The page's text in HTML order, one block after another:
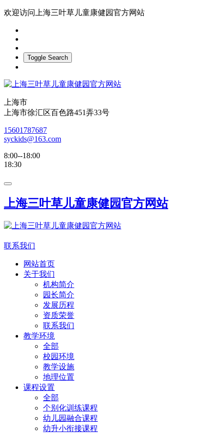
欢迎访问上海三叶草儿童康健园官方网站
Toggle Search
上海市
上海市徐汇区百色路451弄33号
15601787687
syckids@163.com
8:00--18:00
18:30
上海三叶草儿童康健园官方网站
联系我们
网站首页
关于我们
机构简介
园长简介
发展历程
资质荣誉
联系我们
教学环境
全部
校园环境
教学设施
地理位置
课程设置
全部
个别化训练课程
幼儿园融合课程
幼升小衔接课程